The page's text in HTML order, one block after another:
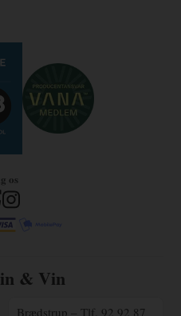
os
& Vin
Brædstrup – Tlf. 92 92 87